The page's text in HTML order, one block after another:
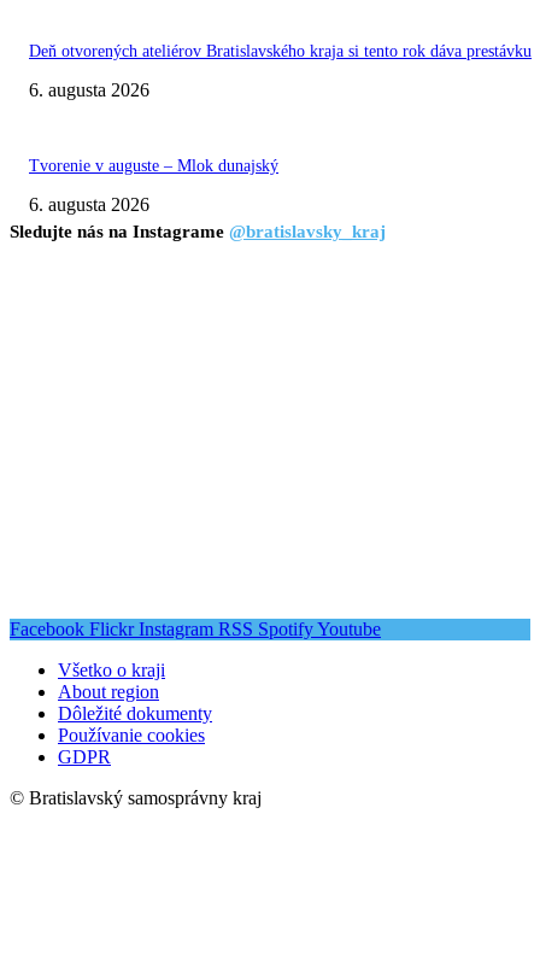
Deň otvorených ateliérov Bratislavského kraja si tento rok dáva prestávku
6. augusta 2026
Tvorenie v auguste – Mlok dunajský
6. augusta 2026
Sledujte nás na Instagrame @bratislavsky_kraj
Facebook Flickr Instagram RSS SpotifyYoutube
Všetko o kraji
About region
Dôležité dokumenty
Používanie cookies
GDPR
© Bratislavský samosprávny kraj